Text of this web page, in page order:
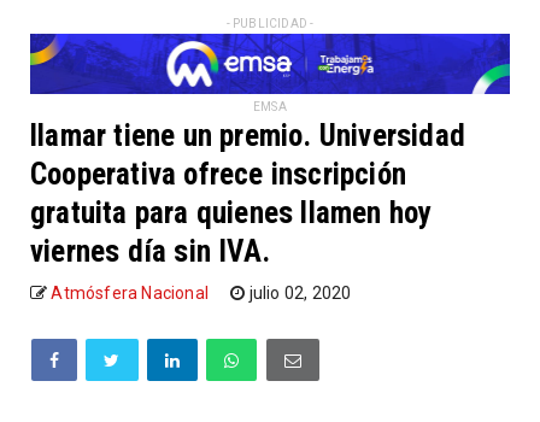
- PUBLICIDAD -
EMSA
llamar tiene un premio. Universidad
Cooperativa ofrece inscripción
gratuita para quienes llamen hoy
viernes día sin IVA.
Atmósfera Nacional julio 02, 2020